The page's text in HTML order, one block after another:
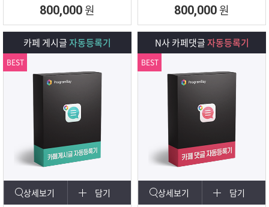
회원 수, 제목개수 , 내용개수, 댓글개
수, 가입조건,
글쓰기조건 별로 추출하여 얼마나 활
성화가 되어
있는지를 체크하여 효과가 있을만한
확인하여 효과적인 바이럴 마케팅을
진행할 수 있도록
800,000 원 800,000 원
카페 게시글자동등록기
상세보기 담기
BEST
N사 카페댓글자동등록기
상세보기 담기
BEST